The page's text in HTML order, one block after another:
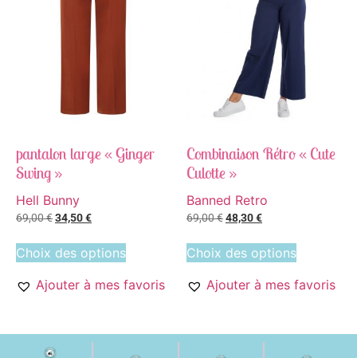
pantalon large « Ginger
Swing »
Hell Bunny
69,00€34,50€
Choix des options
Ajouter à mes favoris
Combinaison Rétro « Cute
Culotte »
Banned Retro
69,00€48,30€
Choix des options
Ajouter à mes favoris